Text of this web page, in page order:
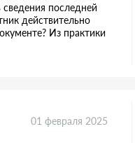
последней
действительно
Из практики
01 февраля 2025